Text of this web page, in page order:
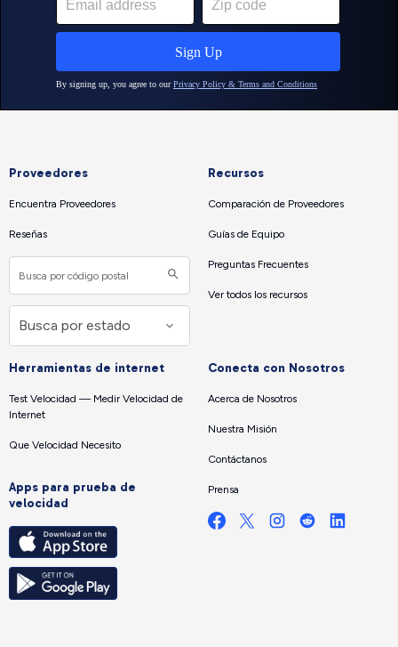
Proveedores
Encuentra Proveedores
Reseñas
Recursos
Comparación de Proveedores
Guías de Equipo
Preguntas Frecuentes
Ver todos los recursos
Herramientas de internet
Test Velocidad — Medir Velocidad de
Internet
Que Velocidad Necesito
Apps para prueba de
velocidad
Conecta con Nosotros
Acerca de Nosotros
Nuestra Misión
Contáctanos
Prensa